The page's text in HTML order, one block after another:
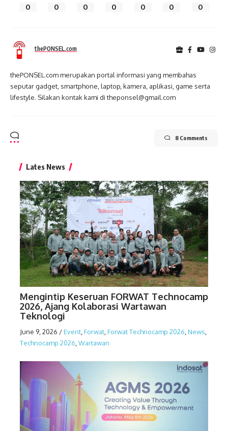
0 0 0 0 0 0 0
thePONSEL.com
thePONSEL.com merupakan portal informasi yang membahas
seputar gadget, smartphone, laptop, kamera, aplikasi, game serta
lifestyle. Silakan kontak kami di theponsel@gmail.com
8 Comments
Lates News
Mengintip Keseruan FORWAT Technocamp
2026, Ajang Kolaborasi Wartawan
Teknologi
June 9, 2026 /Event,Forwat,Forwat Technocamp 2026,News,
Technocamp 2026,Wartawan